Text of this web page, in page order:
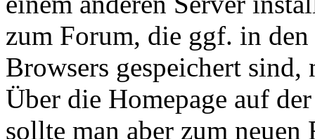
zum Forum, die ggf. in
Browsers gespeichert
Über die Homepage auf
sollte man aber zum